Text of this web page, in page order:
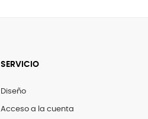
SERVICIO
Diseño
Acceso a la cuenta